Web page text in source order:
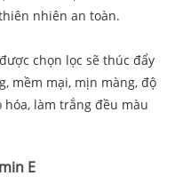
nhiên an toàn.
được chọn lọc sẽ thúc đẩy
mềm mại, mịn màng, độ
hóa, làm trắng đều màu
E